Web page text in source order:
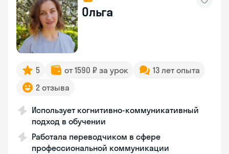
Ольга
5 от 1590 ₽ за урок
13 лет опыта
2 отзыва
Использует когнитивно-коммуникативный
подход в обучении
Работала переводчиком в сфере
профессиональной коммуникации